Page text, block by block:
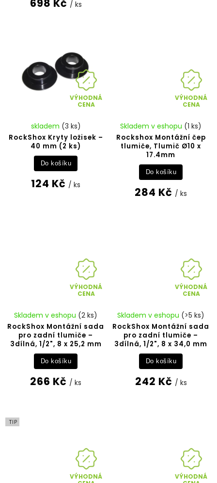
698 Kč / ks
VÝHODNÁ
CENA
RockShox Kryty ložisek –
40 mm (2 ks)
skladem (3 ks)
124 Kč / ks
Do košíku
VÝHODNÁ
CENA
Rockshox Montážní čep
tlumiče, Tlumič Ø10 x
17.4mm
Skladem v eshopu (1 ks)
284 Kč / ks
Do košíku
VÝHODNÁ
CENA
RockShox Montážní sada
pro zadní tlumiče –
3dílná, 1/2", 8 x 25,2 mm
Skladem v eshopu (2 ks)
266 Kč / ks
Do košíku
VÝHODNÁ
CENA
RockShox Montážní sada
pro zadní tlumiče –
3dílná, 1/2", 8 x 34,0 mm
Skladem v eshopu (>5 ks)
242 Kč / ks
Do košíku
TIP
VÝHODNÁ
VÝHODNÁ